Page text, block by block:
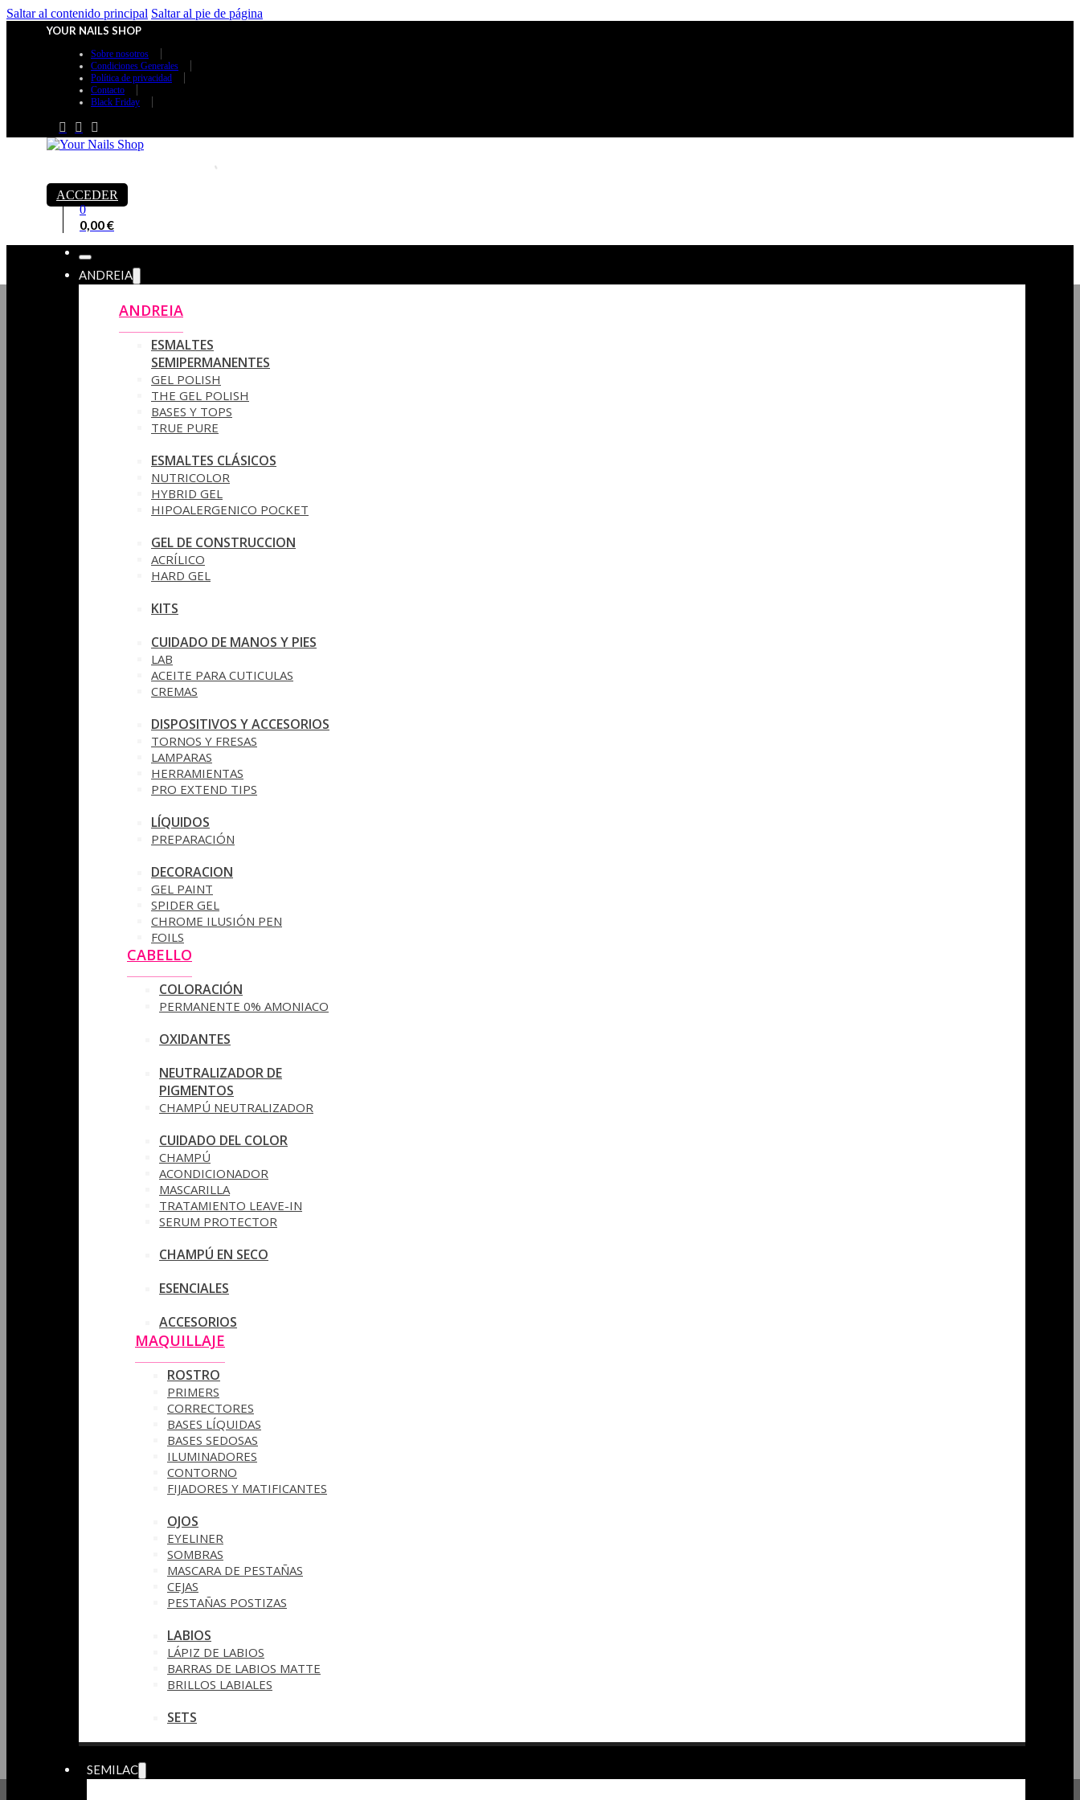
Saltar al contenido principal Saltar al pie de página
YOUR NAILS SHOP
Sobre nosotros
Condiciones Generales
Política de privacidad
Contacto
Black Friday
ACCEDER
0
0,00€
ANDREIA
ANDREIA
ESMALTES
SEMIPERMANENTES
GEL POLISH
THE GEL POLISH
BASES Y‎ TOPS
TRUE PURE
ESMALTES CLÁSICOS
NUTRICOLOR
HYBRID GEL
HIPOALERGENICO POCKET
GEL DE CONSTRUCCION
ACRÍLICO
HARD GEL
KITS
CUIDADO DE MANOS Y PIES
LAB
ACEITE PARA CUTICULAS
CREMAS
DISPOSITIVOS Y ACCESORIOS
TORNOS Y FRESAS
LAMPARAS
HERRAMIENTAS
PRO EXTEND TIPS
LÍQUIDOS
PREPARACIÓN
DECORACION
GEL PAINT
SPIDER GEL
CHROME ILUSIÓN PEN
FOILS
CABELLO
COLORACIÓN
PERMANENTE 0% AMONIACO
OXIDANTES
NEUTRALIZADOR DE
PIGMENTOS
CHAMPÚ NEUTRALIZADOR
CUIDADO DEL COLOR
CHAMPÚ
ACONDICIONADOR
MASCARILLA
TRATAMIENTO LEAVE-IN
SERUM PROTECTOR
CHAMPÚ EN SECO
ESENCIALES
ACCESORIOS
MAQUILLAJE
ROSTRO
PRIMERS
CORRECTORES
BASES LÍQUIDAS
BASES SEDOSAS
ILUMINADORES
CONTORNO
FIJADORES Y MATIFICANTES
OJOS
EYELINER
SOMBRAS
MASCARA DE PESTAÑAS
CEJAS
PESTAÑAS POSTIZAS
LABIOS
LÁPIZ DE LABIOS
BARRAS DE LABIOS MATTE
BRILLOS LABIALES
SETS
SEMILAC